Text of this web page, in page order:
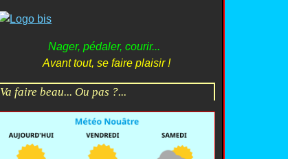
Nager, pédaler, courir...
Avant tout, se faire plaisir !
Va faire beau... Ou pas ?...